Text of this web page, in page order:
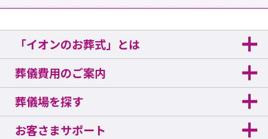
「イオンのお葬式」とは
葬儀費用のご案内
葬儀場を探す
お客さまサポート